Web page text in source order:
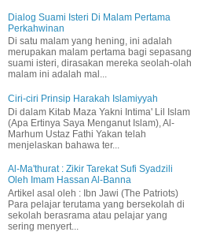
Dialog Suami Isteri Di Malam Pertama
Perkahwinan
Di satu malam yang hening, ini adalah
merupakan malam pertama bagi sepasang
suami isteri, dirasakan mereka seolah-olah
malam ini adalah mal...
Ciri-ciri Prinsip Harakah Islamiyyah
Di dalam Kitab Maza Yakni Intima' Lil Islam
(Apa Ertinya Saya Menganut Islam), Al-
Marhum Ustaz Fathi Yakan telah
menjelaskan bahawa ter...
Al-Ma'thurat : Zikir Tarekat Sufi Syadzili
Oleh Imam Hassan Al-Banna
Artikel asal oleh : Ibn Jawi (The Patriots)
Para pelajar terutama yang bersekolah di
sekolah berasrama atau pelajar yang
sering menyert...